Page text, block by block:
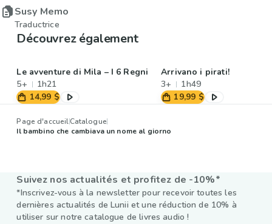
Susy Memo
Traductrice
Découvrez également
Le avventure di Mila – I 6 Regni
5+
1h21
14,99 $
Arrivano i pirati!
3+
1h49
19,99 $
Page d'accueilCatalogue
Il bambino che cambiava un nome al giorno
Suivez nos actualités et profitez de -10%*
*Inscrivez-vous à la newsletter pour recevoir toutes les
dernières actualités de Lunii et une réduction de 10% à
utiliser sur notre catalogue de livres audio !